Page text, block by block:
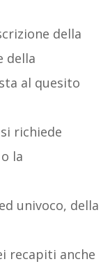
della
della
al quesito
richiede
la
univoco, della
recapiti anche